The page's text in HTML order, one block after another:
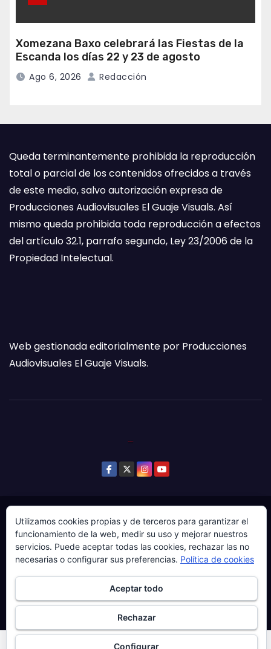
Xomezana Baxo celebrará las Fiestas de la
Escanda los días 22 y 23 de agosto
Ago 6, 2026 Redacción
Queda terminantemente prohibida la reproducción
total o parcial de los contenidos ofrecidos a través
de este medio, salvo autorización expresa de
Producciones Audiovisuales El Guaje Visuals. Así
mismo queda prohibida toda reproducción a efectos
del artículo 32.1, parrafo segundo, Ley 23/2006 de la
Propiedad Intelectual.
Web gestionada editorialmente por Producciones
Audiovisuales El Guaje Visuals.
© Copyright 2024. Todos los derechos reservados.
Web gestionada por Producciones Audiovisuales El
Guaje Visuals.
Política de privacidad
Política de cookies
Más información sobre las cookies
Utilizamos cookies propias y de terceros para garantizar el
funcionamiento de la web, medir su uso y mejorar nuestros
servicios. Puede aceptar todas las cookies, rechazar las no
necesarias o configurar sus preferencias. Política de cookies
Aceptar todo
Rechazar
Configurar